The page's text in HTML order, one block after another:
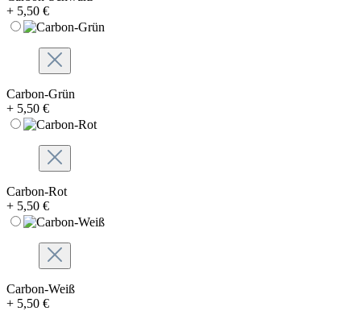
+ 5,50 €
Carbon-Grün
+ 5,50 €
Carbon-Rot
+ 5,50 €
Carbon-Weiß
+ 5,50 €